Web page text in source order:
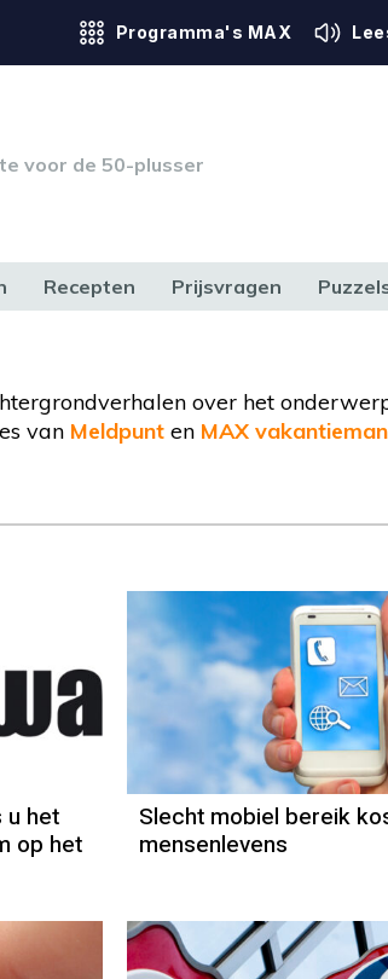
Programma's MAX
voor de 50-plusser
Recepten Prijsvragen
over het
van Meldpunt en MAX vakantieman
u het
op het
Slecht mobiel bereik
mensenlevens